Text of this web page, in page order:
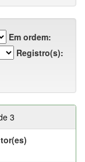
Em ordem:
Registro(s):
3